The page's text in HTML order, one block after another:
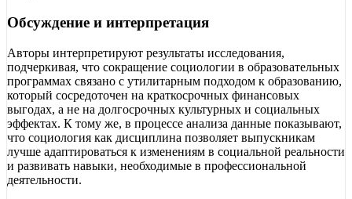
Обсуждение и интерпретация
Авторы интерпретируют результаты исследования,
подчеркивая, что сокращение социологии в образовательных
программах связано с утилитарным подходом к образованию,
который сосредоточен на краткосрочных финансовых
выгодах, а не на долгосрочных культурных и социальных
эффектах. К тому же, в процессе анализа данные показывают,
что социология как дисциплина позволяет выпускникам
лучше адаптироваться к изменениям в социальной реальности
и развивать навыки, необходимые в профессиональной
деятельности.